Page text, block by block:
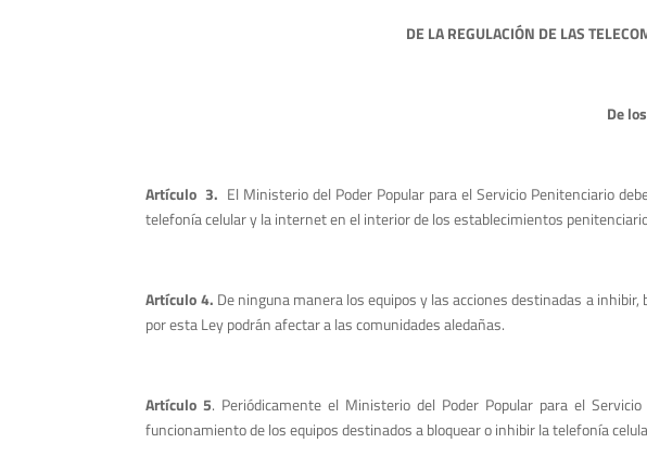
DE LA REGULACIÓN DE LAS
De
Artículo 3. El Ministerio del Poder Popular para el Servicio Penitenciario
telefonía celular y la internet en el interior de los establecimientos
Artículo 4. De ninguna manera los equipos y las acciones destinadas a
por esta Ley podrán afectar a las comunidades aledañas.
Artículo 5. Periódicamente el Ministerio del Poder Popular para el
funcionamiento de los equipos destinados a bloquear o inhibir la telefonía